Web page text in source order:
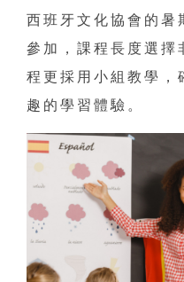
西班牙文化協會的暑
參加，課程長度選擇
程更採用小組教學，
趣的學習體驗。